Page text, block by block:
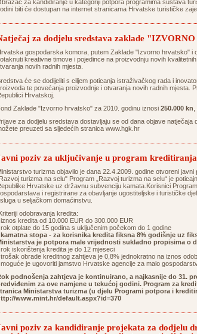
za kandidiranje u kategoriji potpora programima sustava
biti će dostupan na internet stranicama Hrvatske turističke
za dodjelu sredstava zaklade
gospodarska komora, putem Zaklade "Izvorno hrvatsko" i
kreativne timove i pojedince na proizvodnju novih
novih radnih mjesta.
će se dodijeliti s ciljem poticanja istraživačkog rada i
te povećanja proizvodnje i otvaranja novih radnih mjesta.
Hrvatskoj.
Zaklade "Izvorno hrvatsko" za 2010. godinu iznosi 250.000 kn
za dodjelu sredstava dostavljaju se od dana objave natječaja
preuzeti sa sljedećih stranica www.hgk.hr
poziv za uključivanje u program
turizma objavilo je dana 22.4.2009. godine otvoreni
turizma na selu" Program „Razvoj turizma na selu“ je
Hrvatske uz državnu subvenciju kamata.Korisnici
i registrirane za obavljanje ugostiteljske i turističke
u seljačkom domaćinstvu.
odobravanja kredita:
iznos kredita od 10.000 EUR do 300.000 EUR
rok otplate do 15 godina s uključenim počekom do 1 godine
kamatna stopa - za korisnika kredita fiksna 8% godišnje uz
je potpora male vrijednosti sukladno propisima o
rok iskorištenja kredita je do 12 mjeseci
trošak obrade kreditnog zahtjeva je 0,8% jednokratno na iznos
moguće je ugovoriti jamstvo Hrvatske agencije za malo
podnošenja zahtjeva je kontinuirano, a najkasnije do 31.
za ove namjene u tekućoj godini. Program za
Ministarstva turizma (u djelu Programi potpora i
www.mint.hr/default.aspx?id=370
poziv za kandidiranje projekata za dodjelu